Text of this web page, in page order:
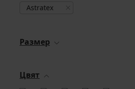
Astratex
Размер
Цвят